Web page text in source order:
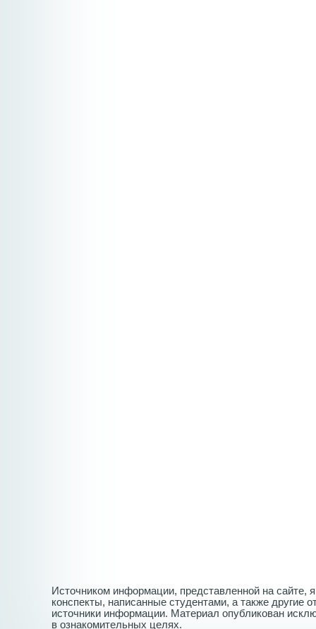
Источником информации, представленной на сайте,
конспекты, написанные студентами, а также другие
источники информации. Материал опубликован
в ознакомительных целях.